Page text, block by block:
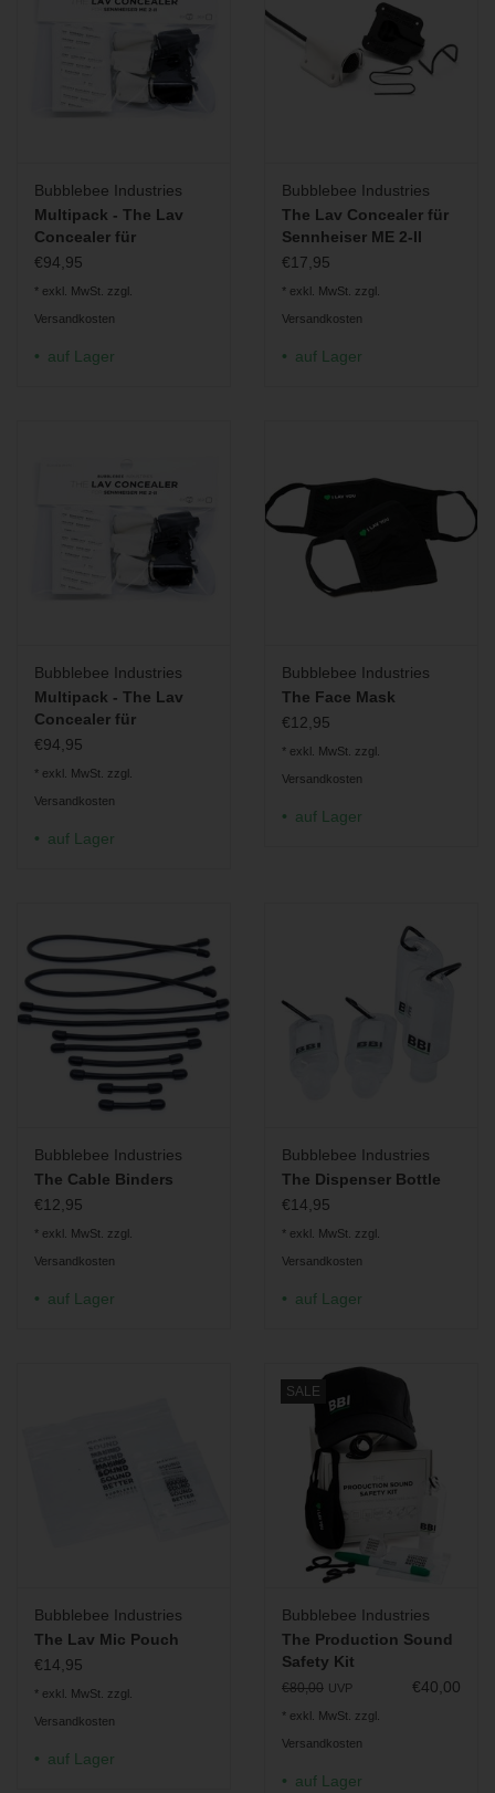
Bubblebee Industries
Multipack - The Lav
Concealer für
Sennheiser ME 2-II
€94,95
* exkl. MwSt. zzgl.
Versandkosten
auf Lager
Bubblebee Industries
The Lav Concealer für
Sennheiser ME 2-II
€17,95
* exkl. MwSt. zzgl.
Versandkosten
auf Lager
Bubblebee Industries
Multipack - The Lav
Concealer für
Sennheiser ME 2
€94,95
* exkl. MwSt. zzgl.
Versandkosten
auf Lager
Bubblebee Industries
The Face Mask
€12,95
* exkl. MwSt. zzgl.
Versandkosten
auf Lager
Bubblebee Industries
The Cable Binders
€12,95
* exkl. MwSt. zzgl.
Versandkosten
auf Lager
Bubblebee Industries
The Dispenser Bottle
€14,95
* exkl. MwSt. zzgl.
Versandkosten
auf Lager
Bubblebee Industries
The Lav Mic Pouch
€14,95
* exkl. MwSt. zzgl.
Versandkosten
auf Lager
SALE
Bubblebee Industries
The Production Sound
Safety Kit
€80,00 UVP €40,00
* exkl. MwSt. zzgl.
Versandkosten
auf Lager